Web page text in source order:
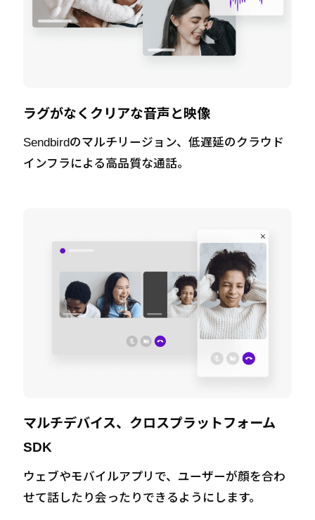
ラグがなくクリアな音声と映像
Sendbirdのマルチリージョン、低遅延のクラウド
インフラによる高品質な通話。
マルチデバイス、クロスプラットフォーム
SDK
ウェブやモバイルアプリで、ユーザーが顔を合わ
せて話したり会ったりできるようにします。